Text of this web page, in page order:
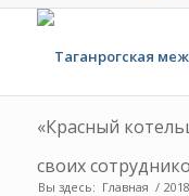
«Красный
своих
Вы здесь: Главная / 2018